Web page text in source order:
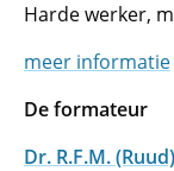
Harde werker,
meer informatie
De formateur
Dr. R.F.M.